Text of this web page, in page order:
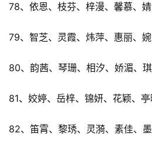
78、依恩、枝芬、梓漫、馨慕、
79、智芝、灵霞、炜萍、惠丽、
80、韵茜、琴珊、相汐、娇湄、
81、姣婷、岳梓、锦妍、花颖、
82、笛霄、黎琇、灵漪、素佳、